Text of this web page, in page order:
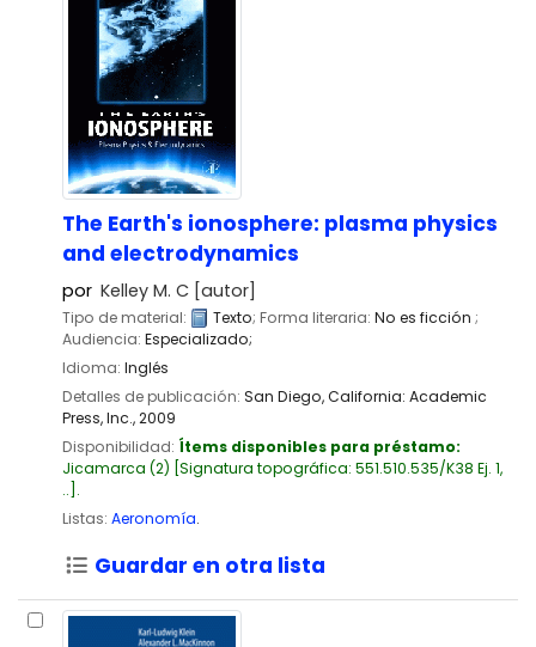
The Earth's ionosphere: plasma physics
and electrodynamics
por Kelley M. C [autor]
Tipo de material: Texto; Forma literaria: No es ficción ;
Audiencia: Especializado;
Idioma: Inglés
Detalles de publicación: San Diego, California: Academic
Press, Inc.,2009
Disponibilidad: Ítems disponibles para préstamo:
Jicamarca (2) Signatura topográfica: 551.510.535/K38 Ej. 1,
.. .
Listas: Aeronomía.
Guardar en otra lista